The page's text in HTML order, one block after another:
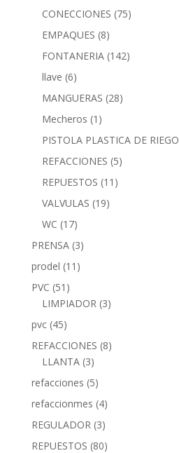
CONECCIONES (75)
EMPAQUES (8)
FONTANERIA (142)
llave (6)
MANGUERAS (28)
Mecheros (1)
PISTOLA PLASTICA DE RIEGO
REFACCIONES (5)
REPUESTOS (11)
VALVULAS (19)
WC (17)
PRENSA (3)
prodel (11)
PVC (51)
LIMPIADOR (3)
pvc (45)
REFACCIONES (8)
LLANTA (3)
refacciones (5)
refaccionmes (4)
REGULADOR (3)
REPUESTOS (80)